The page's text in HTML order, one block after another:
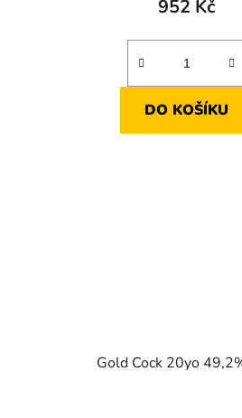
952 Kč
DO KOŠÍKU
Gold Cock 20yo